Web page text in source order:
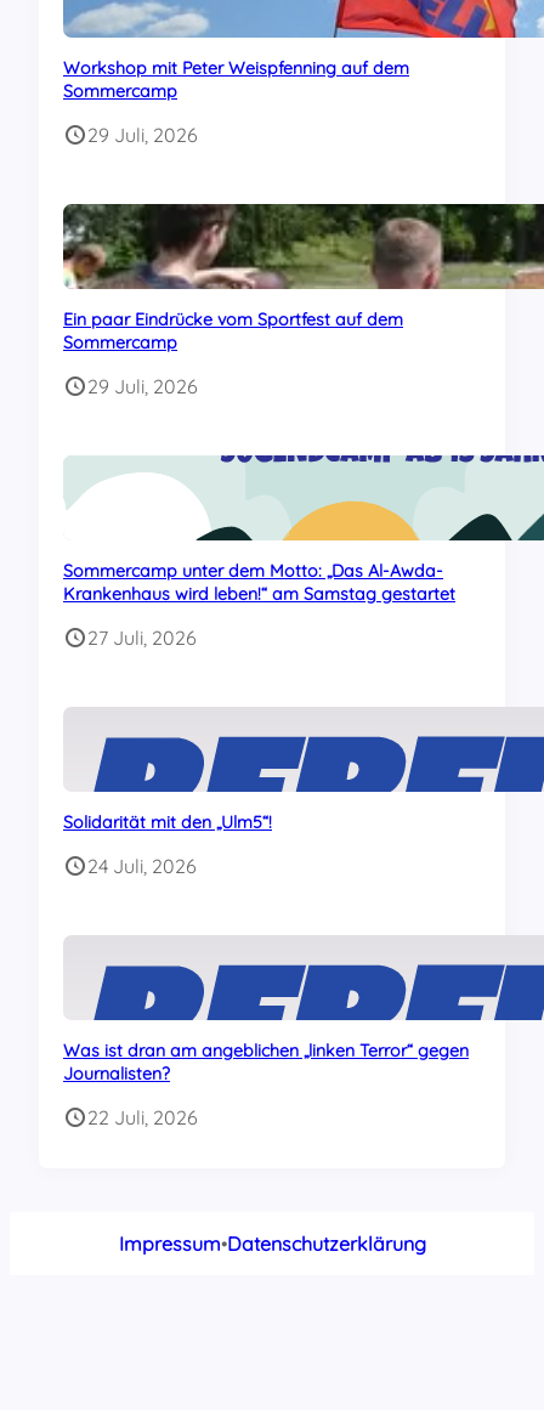
Workshop mit Peter Weispfenning auf dem
Sommercamp
29 Juli, 2026
Ein paar Eindrücke vom Sportfest auf dem
Sommercamp
29 Juli, 2026
Sommercamp unter dem Motto: „Das Al-Awda-
Krankenhaus wird leben!“ am Samstag gestartet
27 Juli, 2026
Solidarität mit den „Ulm5“!
24 Juli, 2026
Was ist dran am angeblichen „linken Terror“ gegen
Journalisten?
22 Juli, 2026
Impressum•Datenschutzerklärung